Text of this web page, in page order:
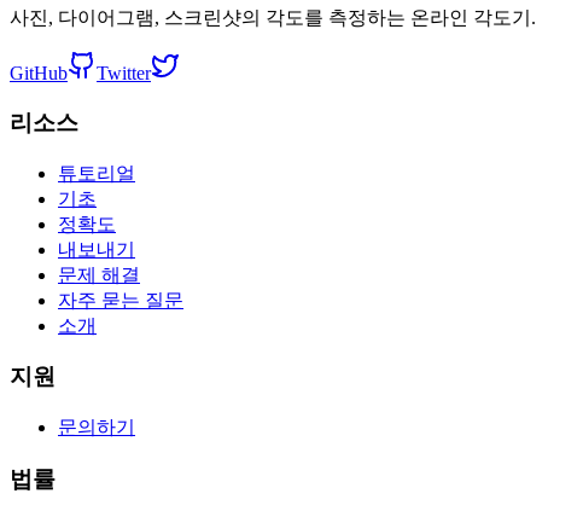
사진, 다이어그램, 스크린샷의 각도를 측정하는 온라인 각도기.
GitHub Twitter
리소스
튜토리얼
기초
정확도
내보내기
문제 해결
자주 묻는 질문
소개
지원
문의하기
법률